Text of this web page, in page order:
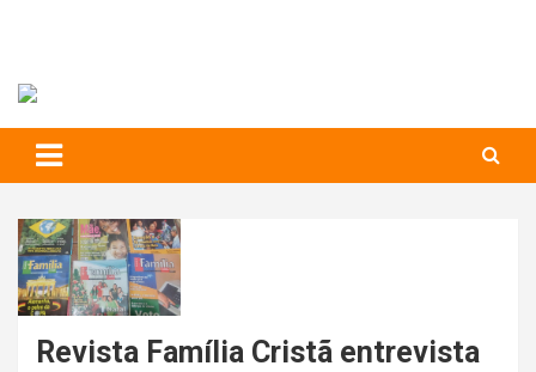
Revista Família Cristã entrevista